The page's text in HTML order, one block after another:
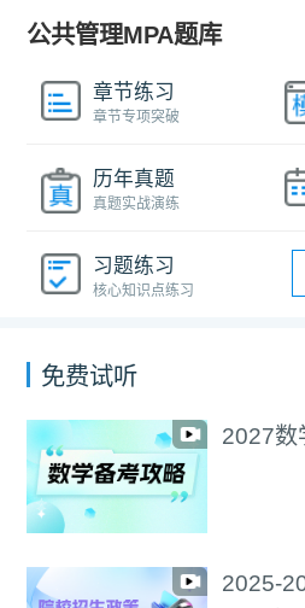
公共管理MPA题库
章节练习
章节专项突破
历年真题
真题实战演练
习题练习
核心知识点练习
免费试听
2027数
2025-